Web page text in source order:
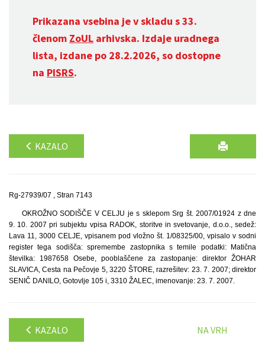
Prikazana vsebina je v skladu s 33.
členom ZoUL arhivska. Izdaje uradnega
lista, izdane po 28.2.2026, so dostopne
na PISRS.
KAZALO
Rg-27939/07 , Stran 7143
OKROŽNO SODIŠČE V CELJU je s sklepom Srg št. 2007/01924 z dne
9. 10. 2007 pri subjektu vpisa RADOK, storitve in svetovanje, d.o.o., sedež:
Lava 11, 3000 CELJE, vpisanem pod vložno št. 1/08325/00, vpisalo v sodni
register tega sodišča: spremembe zastopnika s temile podatki: Matična
številka: 1987658 Osebe, pooblaščene za zastopanje: direktor ŽOHAR
SLAVICA, Cesta na Pečovje 5, 3220 ŠTORE, razrešitev: 23. 7. 2007; direktor
SENIČ DANILO, Gotovlje 105 i, 3310 ŽALEC, imenovanje: 23. 7. 2007.
KAZALO NA VRH